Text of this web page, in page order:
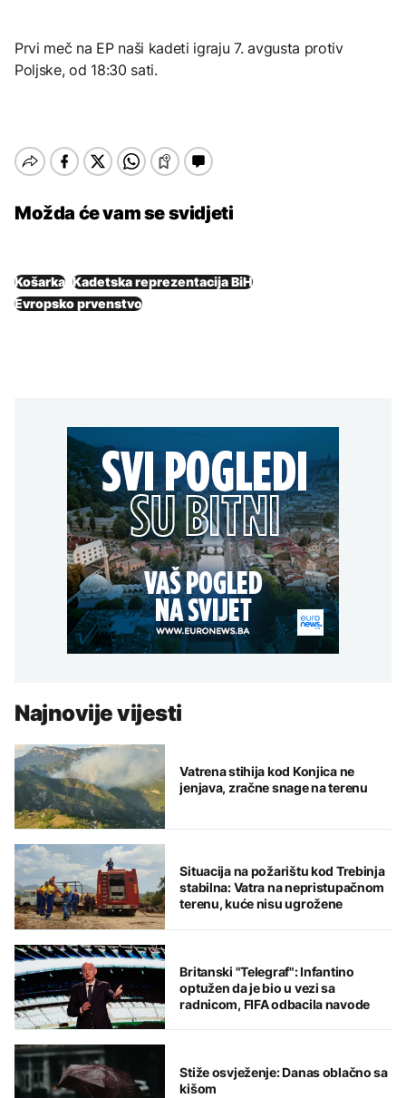
Prvi meč na EP naši kadeti igraju 7. avgusta protiv
Poljske, od 18:30 sati.
Možda će vam se svidjeti
Košarka Kadetska reprezentacija BiH
Evropsko prvenstvo
Najnovije vijesti
Vatrena stihija kod Konjica ne
jenjava, zračne snage na terenu
Situacija na požarištu kod Trebinja
stabilna: Vatra na nepristupačnom
terenu, kuće nisu ugrožene
Britanski "Telegraf": Infantino
optužen da je bio u vezi sa
radnicom, FIFA odbacila navode
Stiže osvježenje: Danas oblačno sa
kišom